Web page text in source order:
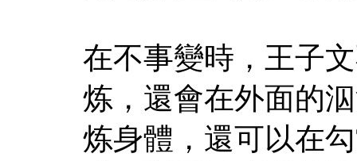
在不事變時，王子
炼，還會在外面的
炼身體，還可以在